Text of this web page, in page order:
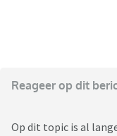
Reageer op dit
Op dit topic is al